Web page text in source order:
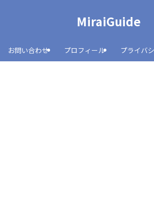
MiraiGuide
お問い合わせ プロフィール プライバ